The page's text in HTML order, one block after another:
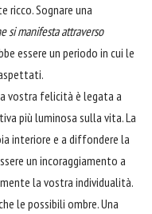
ricco. Sognare una
si manifesta attraverso
essere un periodo in cui le
vostra felicità è legata a
più luminosa sulla vita. La
interiore e a diffondere la
un incoraggiamento a
la vostra individualità.
le possibili ombre. Una